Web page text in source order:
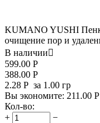
KUMANO YUSHI
очищение пор и
В наличии
599.00 Р
388.00 Р
2.28 Р за 1.00 гр
Вы экономите: 211.00 Р
Кол-во:
+
−